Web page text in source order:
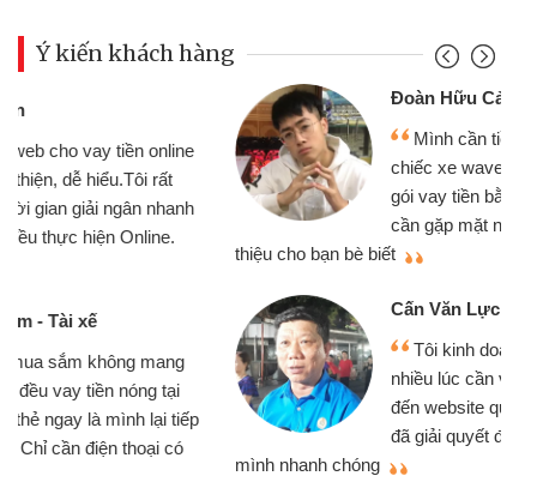
Ý kiến khách hàng
Đoàn Hữu Cảnh
Mình cần tiền gấp nên định cầm cố
chiếc xe wave nhưng thật may đã có
gói vay tiền bằng CMND online không
cần gặp mặt nên rất tiện lợi, sẽ giới
Cấn Văn Lực - Tạp hóa
Tôi kinh doanh buôn bán nhỏ lẻ
nhiều lúc cần vốn nhập hàng, nhờ biết
đến website qua bạn bè giới thiệu tôi
đã giải quyết được công việc của